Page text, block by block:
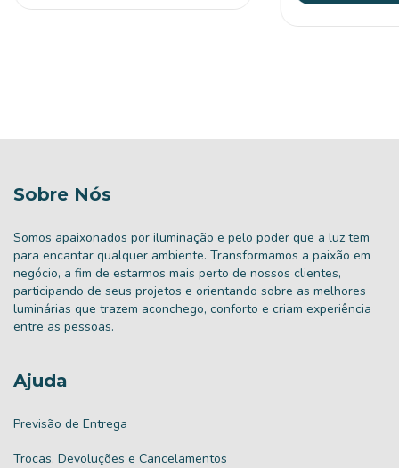
Sobre Nós
Somos apaixonados por iluminação e pelo poder que a luz tem
para encantar qualquer ambiente. Transformamos a paixão em
negócio, a fim de estarmos mais perto de nossos clientes,
participando de seus projetos e orientando sobre as melhores
luminárias que trazem aconchego, conforto e criam experiência
entre as pessoas.
Ajuda
Previsão de Entrega
Trocas, Devoluções e Cancelamentos